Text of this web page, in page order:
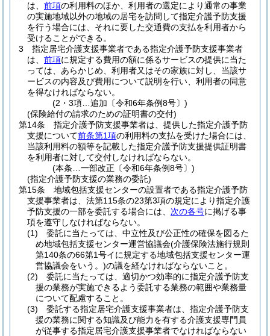
は、 前項の利用料のほか、利用者の選定により通常の事業
の実施地域以外の地域の居宅を訪問して指定介護予防支援
を行う場合には、それに要した交通費の支払を利用者から
受けることができる。
3
指定居宅介護支援事業者である指定介護予防支援事業者
は、 前項に規定する費用の額に係るサービスの提供に当た
っては、あらかじめ、利用者又はその家族に対し、当該サ
ービスの内容及び費用について説明を行い、利用者の同意
を得なければならない。
(2・3項…追加〔令和6年条例8号〕)
(保険給付の請求のための証明書の交付)
第14条
指定介護予防支援事業者は、提供した指定介護予防
支援について前条第1項の利用料の支払を受けた場合には、
当該利用料の額等を記載した指定介護予防支援提供証明書
を利用者に対して交付しなければならない。
(本条…一部改正〔令和6年条例8号〕)
(指定介護予防支援の業務の委託)
第15条
地域包括支援センターの設置者である指定介護予防
支援事業者は、法第115条の23第3項の規定により指定介護
予防支援の一部を委託する場合には、 次の各号に掲げる事
項を遵守しなければならない。
(1)
委託に当たっては、中立性及び公正性の確保を図るた
め地域包括支援センター運営協議会(介護保険法施行規則
第140条の66第1号イに規定する地域包括支援センター運
営協議会をいう。)の議を経なければならないこと。
(2)
委託に当たっては、適切かつ効率的に指定介護予防支
援の業務が実施できるよう委託する業務の範囲や業務量
について配慮すること。
(3)
委託する指定居宅介護支援事業者は、指定介護予防支
援の業務に関する知識及び能力を有する介護支援専門員
が従事する指定居宅介護支援事業者でなければならない